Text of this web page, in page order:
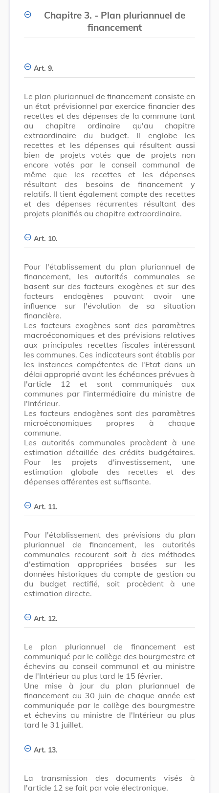
Chapitre 3. - Plan pluriannuel de
financement
Art. 9.
Le plan pluriannuel de financement consiste en
un état prévisionnel par exercice financier des
recettes et des dépenses de la commune tant
au chapitre ordinaire qu'au chapitre
extraordinaire du budget. Il englobe les
recettes et les dépenses qui résultent aussi
bien de projets votés que de projets non
encore votés par le conseil communal de
même que les recettes et les dépenses
résultant des besoins de financement y
relatifs. Il tient également compte des recettes
et des dépenses récurrentes résultant des
projets planifiés au chapitre extraordinaire.
Art. 10.
Pour l'établissement du plan pluriannuel de
financement, les autorités communales se
basent sur des facteurs exogènes et sur des
facteurs endogènes pouvant avoir une
influence sur l'évolution de sa situation
financière.
Les facteurs exogènes sont des paramètres
macroéconomiques et des prévisions relatives
aux principales recettes fiscales intéressant
les communes. Ces indicateurs sont établis par
les instances compétentes de l'Etat dans un
délai approprié avant les échéances prévues à
l'article 12 et sont communiqués aux
communes par l'intermédiaire du ministre de
l'Intérieur.
Les facteurs endogènes sont des paramètres
microéconomiques propres à chaque
commune.
Les autorités communales procèdent à une
estimation détaillée des crédits budgétaires.
Pour les projets d'investissement, une
estimation globale des recettes et des
dépenses afférentes est suffisante.
Art. 11.
Pour l'établissement des prévisions du plan
pluriannuel de financement, les autorités
communales recourent soit à des méthodes
d'estimation appropriées basées sur les
données historiques du compte de gestion ou
du budget rectifié, soit procèdent à une
estimation directe.
Art. 12.
Le plan pluriannuel de financement est
communiqué par le collège des bourgmestre et
échevins au conseil communal et au ministre
de l'Intérieur au plus tard le 15 février.
Une mise à jour du plan pluriannuel de
financement au 30 juin de chaque année est
communiquée par le collège des bourgmestre
et échevins au ministre de l'Intérieur au plus
tard le 31 juillet.
Art. 13.
La transmission des documents visés à
l'article 12 se fait par voie électronique.